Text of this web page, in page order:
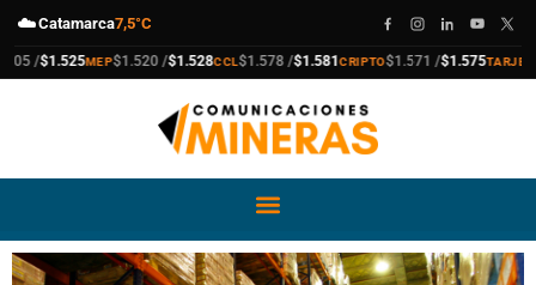
☁️Catamarca7,5°C
$1.525MEP
compra$1.520 /
venta $1.528CCL
compra$1.578 /
venta $1.581CRIPTO
compra$1.571 /
venta $1.575TARJETA
compra
venta